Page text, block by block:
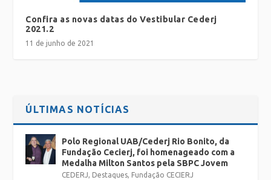
Confira as novas datas do Vestibular Cederj
2021.2
11 de junho de 2021
ÚLTIMAS NOTÍCIAS
Polo Regional UAB/Cederj Rio Bonito, da
Fundação Cecierj, foi homenageado com a
Medalha Milton Santos pela SBPC Jovem
CEDERJ, Destaques, Fundação CECIERJ